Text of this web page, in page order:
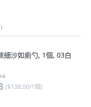
)
細沙如廁勺, 1個, 03白
($138.00/1個)